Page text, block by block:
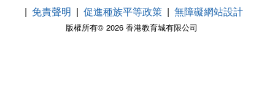
版權所有© 2026 香港教育城有限公司
免責聲明
促進種族平等政策 無障礙網站設計